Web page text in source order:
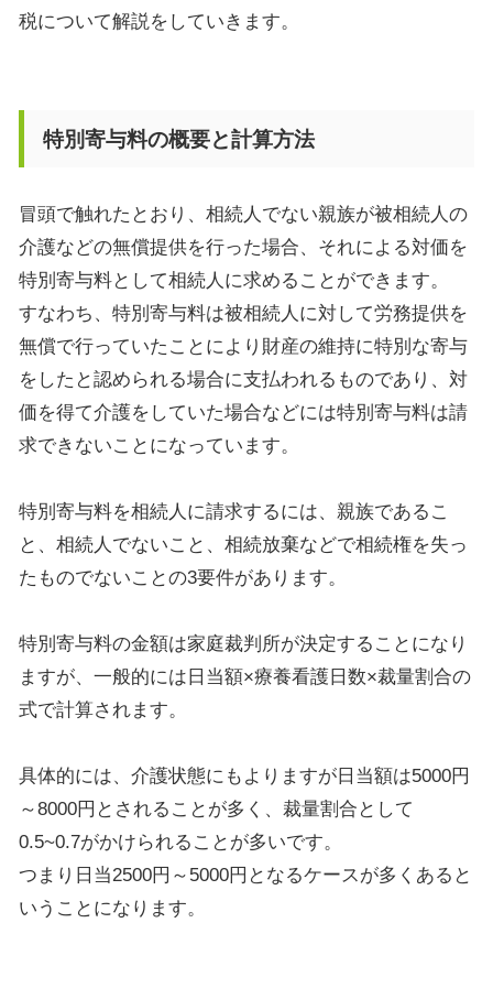
税について解説をしていきます。
特別寄与料の概要と計算方法
冒頭で触れたとおり、相続人でない親族が被相続人の
介護などの無償提供を行った場合、それによる対価を
特別寄与料として相続人に求めることができます。
すなわち、特別寄与料は被相続人に対して労務提供を
無償で行っていたことにより財産の維持に特別な寄与
をしたと認められる場合に支払われるものであり、対
価を得て介護をしていた場合などには特別寄与料は請
求できないことになっています。
特別寄与料を相続人に請求するには、親族であるこ
と、相続人でないこと、相続放棄などで相続権を失っ
たものでないことの3要件があります。
特別寄与料の金額は家庭裁判所が決定することになり
ますが、一般的には日当額×療養看護日数×裁量割合の
式で計算されます。
具体的には、介護状態にもよりますが日当額は5000円
～8000円とされることが多く、裁量割合として
0.5~0.7がかけられることが多いです。
つまり日当2500円～ 5000円となるケースが多くあると
いうことになります。